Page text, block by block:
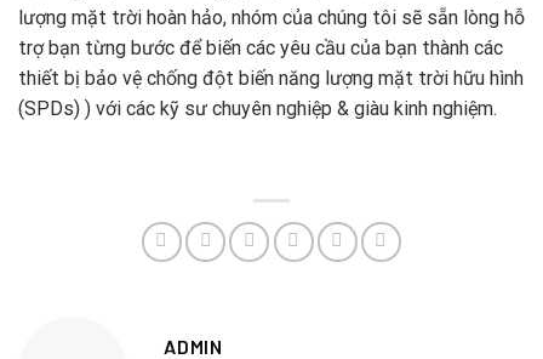
lượng mặt trời hoàn hảo, nhóm của chúng tôi sẽ sẵn lòng hỗ
trợ bạn từng bước để biến các yêu cầu của bạn thành các
thiết bị bảo vệ chống đột biến năng lượng mặt trời hữu hình
(SPDs) ) với các kỹ sư chuyên nghiệp & giàu kinh nghiệm.
ADMIN